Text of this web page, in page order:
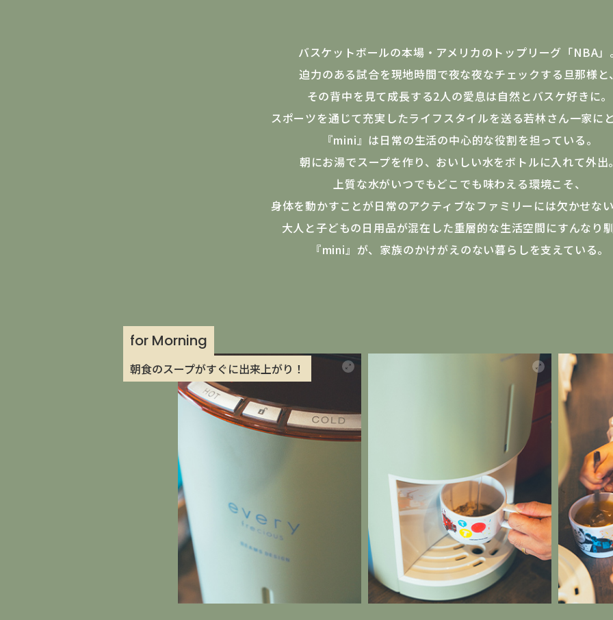
バスケットボールの本場・アメリカのトップリーグ「NBA」
迫力のある試合を現地時間で夜な夜なチェックする旦那様と
その背中を見て成長する2人の愛息は自然とバスケ好きに。
スポーツを通じて充実したライフスタイルを送る若林さん一家に
『mini』は日常の生活の中心的な役割を担っている。
朝にお湯でスープを作り、おいしい水をボトルに入れて外出
上質な水がいつでもどこでも味わえる環境こそ、
身体を動かすことが日常のアクティブなファミリーには欠かせな
大人と子どもの日用品が混在した重層的な生活空間にすんなり
『mini』が、家族のかけがえのない暮らしを支えている。
for Morning
朝食のスープがすぐに出来上がり！